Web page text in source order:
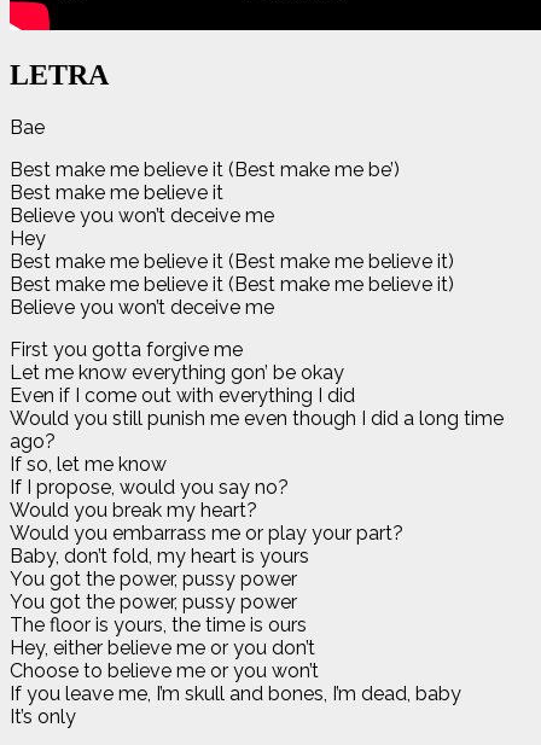
LETRA
Bae
Best make me believe it (Best make me be’)
Best make me believe it
Believe you won’t deceive me
Hey
Best make me believe it (Best make me believe it)
Best make me believe it (Best make me believe it)
Believe you won’t deceive me
First you gotta forgive me
Let me know everything gon’ be okay
Even if I come out with everything I did
Would you still punish me even though I did a long time
ago?
If so, let me know
If I propose, would you say no?
Would you break my heart?
Would you embarrass me or play your part?
Baby, don’t fold, my heart is yours
You got the power, pussy power
You got the power, pussy power
The floor is yours, the time is ours
Hey, either believe me or you don’t
Choose to believe me or you won’t
If you leave me, I’m skull and bones, I’m dead, baby
It’s only